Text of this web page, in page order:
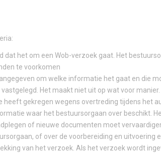
het om een Wob-verzoek gaat. Het
te voorkomen
om welke informatie het gaat en die
Het maakt niet uit op wat voor manier.
heeft gekregen wegens overtreding tijdens het
waar het bestuursorgaan over beschikt.
of nieuwe documenten moet
of over de voorbereiding en uitvoering
van het verzoek. Als het verzoek wordt